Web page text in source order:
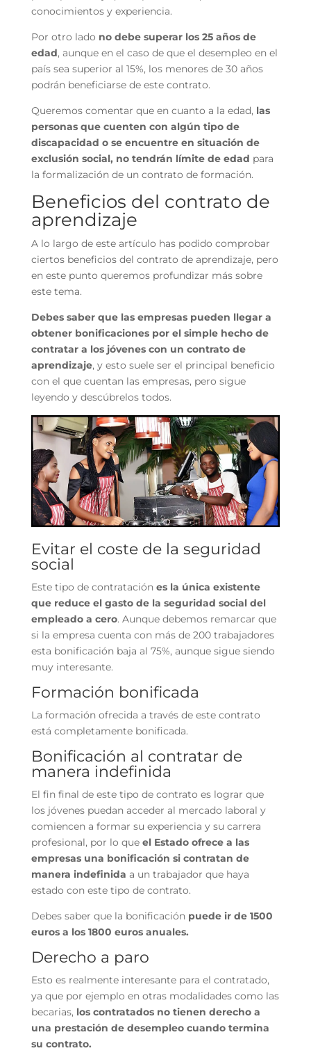
conocimientos y experiencia.
Por otro lado no debe superar los 25 años de
edad, aunque en el caso de que el desempleo en el
país sea superior al 15%, los menores de 30 años
podrán beneficiarse de este contrato.
Queremos comentar que en cuanto a la edad, las
personas que cuenten con algún tipo de
discapacidad o se encuentre en situación de
exclusión social, no tendrán límite de edad para
la formalización de un contrato de formación.
Beneficios del contrato de
aprendizaje
A lo largo de este artículo has podido comprobar
ciertos beneficios del contrato de aprendizaje, pero
en este punto queremos profundizar más sobre
este tema.
Debes saber que las empresas pueden llegar a
obtener bonificaciones por el simple hecho de
contratar a los jóvenes con un contrato de
aprendizaje, y esto suele ser el principal beneficio
con el que cuentan las empresas, pero sigue
leyendo y descúbrelos todos.
Evitar el coste de la seguridad
social
Este tipo de contrataciónes la única existente
que reduce el gasto de la seguridad social del
empleado a cero. Aunque debemos remarcar que
si la empresa cuenta con más de 200 trabajadores
esta bonificación baja al 75%, aunque sigue siendo
muy interesante.
Formación bonificada
La formación ofrecida a través de este contrato
está completamente bonificada.
Bonificación al contratar de
manera indefinida
El fin final de este tipo de contrato es lograr que
los jóvenes puedan acceder al mercado laboral y
comiencen a formar su experiencia y su carrera
profesional, por lo que el Estado ofrece a las
empresas una bonificación si contratan de
manera indefinida a un trabajador que haya
estado con este tipo de contrato.
Debes saber que la bonificaciónpuede ir de 1500
euros a los 1800 euros anuales.
Derecho a paro
Esto es realmente interesante para el contratado,
ya que por ejemplo en otras modalidades como las
becarias, los contratados no tienen derecho a
una prestación de desempleo cuando termina
su contrato.